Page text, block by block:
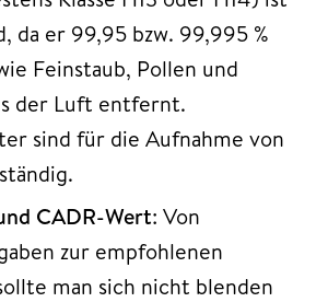
da er 99,95 bzw. 99,995 %
Feinstaub, Pollen und
der Luft entfernt.
sind für die Aufnahme von
CADR-Wert: Von
zur empfohlenen
man sich nicht blenden